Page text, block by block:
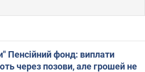
Пенсійний фонд: виплати
через позови, але грошей не